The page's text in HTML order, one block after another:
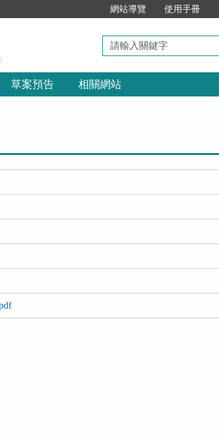
網站導覽 使用手冊
請
輸
入
關
鍵
草案預告 相關網站